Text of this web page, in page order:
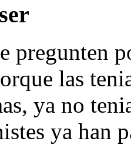
pregunten
las
ya no
ya han